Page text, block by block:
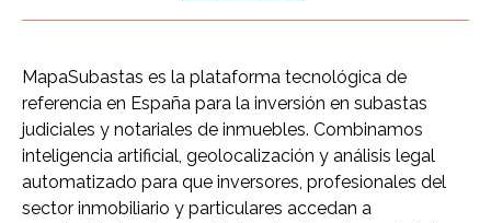
MapaSubastas es la plataforma tecnológica de
referencia en España para la inversión en subastas
judiciales y notariales de inmuebles. Combinamos
inteligencia artificial, geolocalización y análisis legal
automatizado para que inversores, profesionales del
sector inmobiliario y particulares accedan a